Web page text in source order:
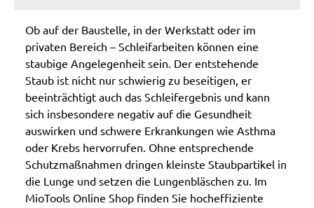
Ob auf der Baustelle, in der Werkstatt oder im
privaten Bereich – Schleifarbeiten können eine
staubige Angelegenheit sein. Der entstehende
Staub ist nicht nur schwierig zu beseitigen, er
beeinträchtigt auch das Schleifergebnis und kann
sich insbesondere negativ auf die Gesundheit
auswirken und schwere Erkrankungen wie Asthma
oder Krebs hervorrufen. Ohne entsprechende
Schutzmaßnahmen dringen kleinste Staubpartikel in
die Lunge und setzen die Lungenbläschen zu. Im
MioTools Online Shop finden Sie hocheffiziente